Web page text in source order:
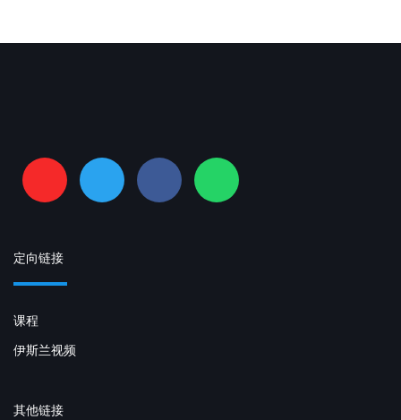
定向链接
课程
伊斯兰视频
其他链接